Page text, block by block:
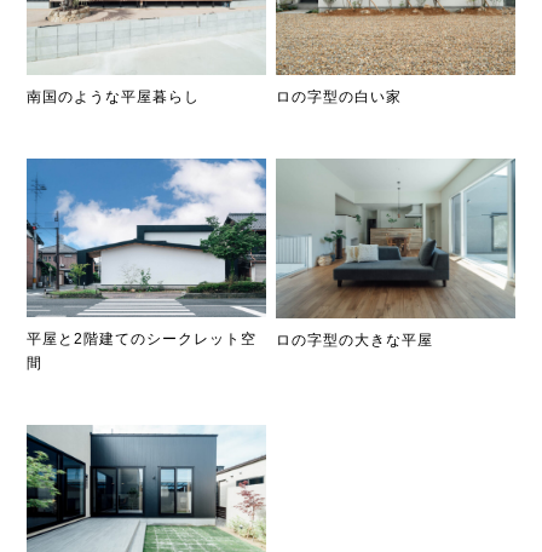
南国のような平屋暮らし ロの字型の白い家
平屋と2階建てのシークレット空
間
ロの字型の大きな平屋